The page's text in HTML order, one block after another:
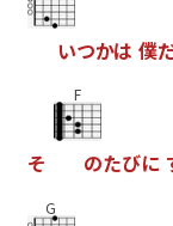
いつかは 僕
そ
F
のたびに
G